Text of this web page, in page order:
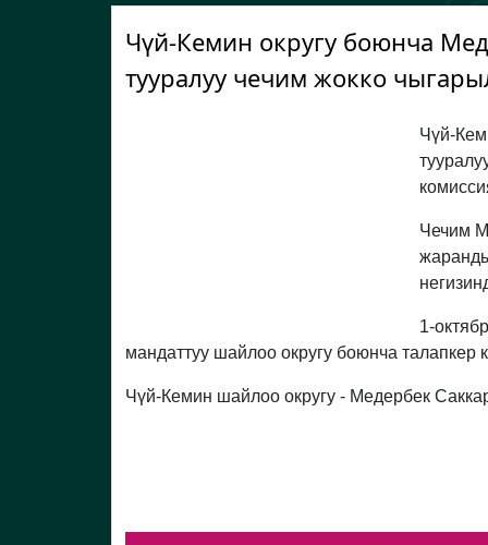
Чүй-Кемин округу боюнча
тууралуу чечим жокко
Чүй-
Чечим
1-
мандаттуу шайлоо округу боюнча талапкер
Чүй-Кемин шайлоо округу - Медербек